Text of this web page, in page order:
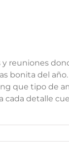
y reuniones
bonita del
que tipo de
cada detalle